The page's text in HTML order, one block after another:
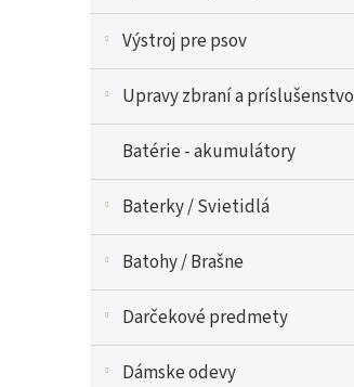
Výstroj pre psov
Upravy zbraní a príslušenstvo
Batérie - akumulátory
Baterky / Svietidlá
Batohy / Brašne
Darčekové predmety
Dámske odevy